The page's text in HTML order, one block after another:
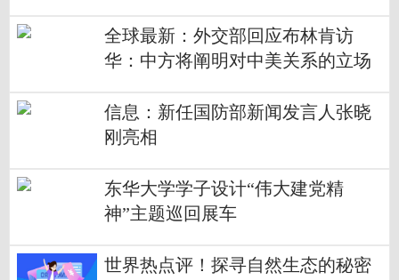
全球最新：外交部回应布林肯访
华：中方将阐明对中美关系的立场
信息：新任国防部新闻发言人张晓
刚亮相
东华大学学子设计“伟大建党精
神”主题巡回展车
世界热点评！探寻自然生态的秘密